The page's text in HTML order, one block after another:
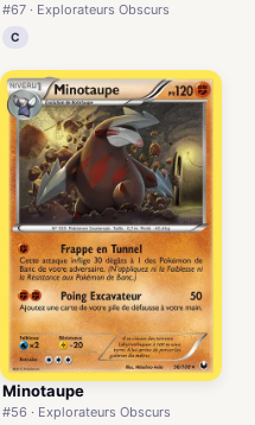
#67 · Explorateurs Obscurs
C
Minotaupe
#56 · Explorateurs Obscurs